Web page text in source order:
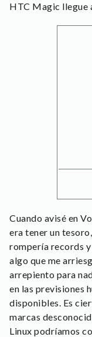
HTC Magic llegue
Cuando avisé en
era tener un
rompería records
algo que me
arrepiento para
en las previsiones
disponibles. Es
marcas
Linux podríamos